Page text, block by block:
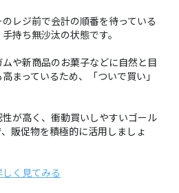
レジ前で会計の順番を待っている
持ち無沙汰の状態です。
や新商品のお菓子などに自然と目
まっているため、「ついで買い」
が高く、衝動買いしやすいゴール
販促物を積極的に活用しましょ
く見てみる